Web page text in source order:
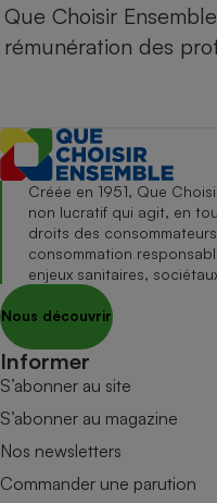
Que Choisir
rémunération des
Créée en 1951, Que
non lucratif qui agit, en
droits des
consommation
enjeux sanitaires,
Nous découvrir
Informer
S’abonner au site
S’abonner au magazine
Nos newsletters
Commander une parution